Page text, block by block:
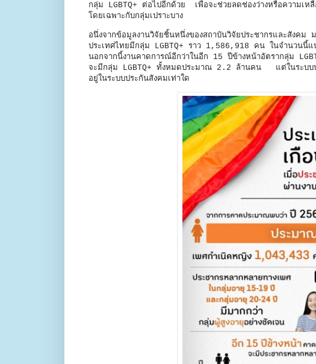
กลุ่ม LGBTQ+ ต่อไปอีกด้วย เพื่อจะช่วยลดช่องว่างหรือความเห
โดยเฉพาะกับกลุ่มเปราะบาง
อนึ่งจากข้อมูลงานวิจัยชิ้นหนึ่งของสถาบันวิจัยประชากรและสังค
ประเทศไทยมีกลุ่ม LGBTQ+ ราว 1,586,918 คน ในจำนวน
นอกจากนี้งานคาดการณ์อีกว่าในอีก 15 ปีข้างหน้าอัตรากลุ่ม
จะมีกลุ่ม LGBTQ+ ทั้งหมดประมาณ 2.2 ล้านคน แต่ในระบบป
อยู่ในระบบประกันสังคมเท่าใด